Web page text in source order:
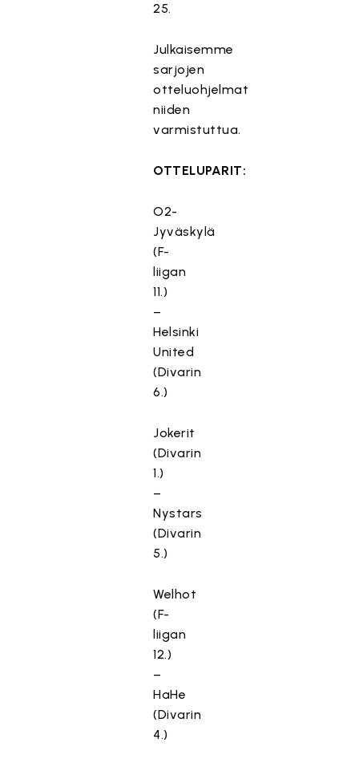
25.
Julkaisemme
sarjojen
otteluohjelmat
niiden
varmistuttua.
OTTELUPARIT:
O2-
Jyväskylä
(F-
liigan
11.)
–
Helsinki
United
(Divarin
6.)
Jokerit
(Divarin
1.)
–
Nystars
(Divarin
5.)
Welhot
(F-
liigan
12.)
–
HaHe
(Divarin
4.)